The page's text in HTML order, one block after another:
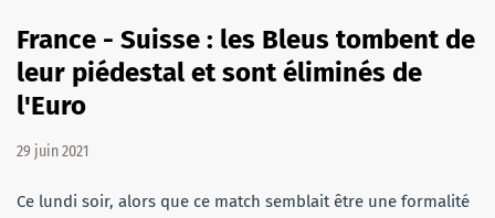
France - Suisse : les Bleus tombent de
leur piédestal et sont éliminés de
l'Euro
29 juin 2021
Ce lundi soir, alors que ce match semblait être une formalité